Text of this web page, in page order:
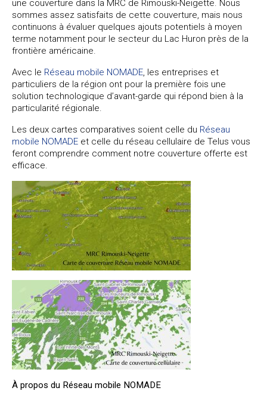
une couverture dans la MRC de Rimouski-Neigette. Nous
sommes assez satisfaits de cette couverture, mais nous
continuons à évaluer quelques ajouts potentiels à moyen
terme notamment pour le secteur du Lac Huron près de la
frontière américaine.
Avec le Réseau mobile NOMADE , les entreprises et
particuliers de la région ont pour la première fois une
solution technologique d’avant-garde qui répond bien à la
particularité régionale.
Les deux cartes comparatives soient celle du Réseau
mobile NOMADE et celle du réseau cellulaire de Telus vous
feront comprendre comment notre couverture offerte est
efficace.
À propos du Réseau mobile NOMADE